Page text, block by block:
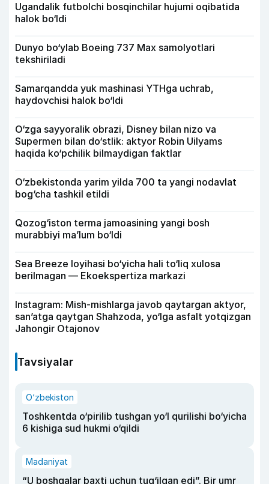
Ugandalik futbolchi bosqinchilar hujumi oqibatida
halok bo‘ldi
Dunyo bo‘ylab Boeing 737 Max samolyotlari
tekshiriladi
Samarqandda yuk mashinasi YTHga uchrab,
haydovchisi halok bo‘ldi
O‘zga sayyoralik obrazi, Disney bilan nizo va
Supermen bilan do‘stlik: aktyor Robin Uilyams
haqida ko‘pchilik bilmaydigan faktlar
O‘zbekistonda yarim yilda 700 ta yangi nodavlat
bog‘cha tashkil etildi
Qozog‘iston terma jamoasining yangi bosh
murabbiyi ma’lum bo‘ldi
Sea Breeze loyihasi bo‘yicha hali to‘liq xulosa
berilmagan — Ekoekspertiza markazi
Instagram: Mish-mishlarga javob qaytargan aktyor,
san’atga qaytgan Shahzoda, yo‘lga asfalt yotqizgan
Jahongir Otajonov
Tavsiyalar
O‘zbekiston
Toshkentda o‘pirilib tushgan yo‘l qurilishi bo‘yicha
6 kishiga sud hukmi o‘qildi
Madaniyat
“U boshqalar baxti uchun tug‘ilgan edi”. Bir umr